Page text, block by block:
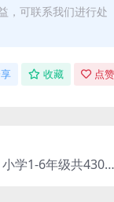
，可联系我们进行处
收藏 点
学1-6年级共430